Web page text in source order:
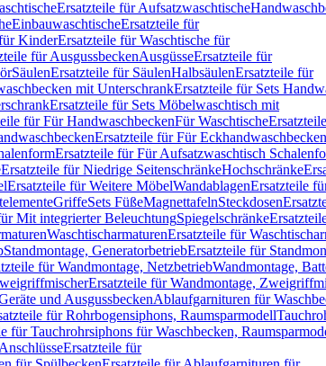
Ersatzteile für Aufsatzwaschtische
EinbauwaschtischeErsatzteile für
KinderErsatzteile für Waschtische für
für AusgussbeckenAusgüsseErsatzteile für
SäulenErsatzteile für SäulenHalbsäulenErsatzteile für
mit UnterschrankErsatzteile für Sets
Ersatzteile für Sets Möbelwaschtisch mit
für Für HandwaschbeckenFür Waschtische
Ersatzteile für Für Eckhandwaschbecken
Ersatzteile für Für Aufsatzwaschtisch
Ersatzteile für Niedrige SeitenschränkeHochschränke
Ersatzteile für Weitere MöbelWandablagenErsatzteile
GriffeSets FüßeMagnettafelnSteckdosen
Mit integrierter BeleuchtungSpiegelschränke
WaschtischarmaturenErsatzteile für
Standmontage, GeneratorbetriebErsatzteile für
für Wandmontage, NetzbetriebWandmontage,
Ersatzteile für Wandmontage,
und AusgussbeckenAblaufgarnituren für
für Rohrbogensiphons, Raumsparmodell
für Tauchrohrsiphons für Waschbecken,
AnschlüsseErsatzteile für